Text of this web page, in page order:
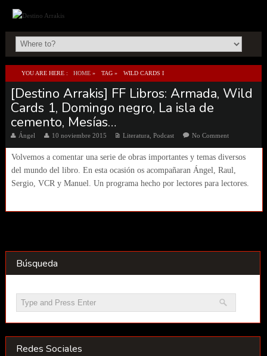
YOU ARE HERE : HOME » TAG » WILD CARDS I
[Destino Arrakis] FF Libros: Armada, Wild
Cards 1, Domingo negro, La isla de
cemento, Mesías…
Ángel 10 noviembre 2015 Literatura, Podcast No Comment
Volvemos a comentar una serie de obras importantes y temas diversos
del mundo del libro. En esta ocasión os acompañaran Ángel, Raul,
Sergio, VCR y Manuel. Un programa hecho por lectores para lectores.
Búsqueda
Redes Sociales